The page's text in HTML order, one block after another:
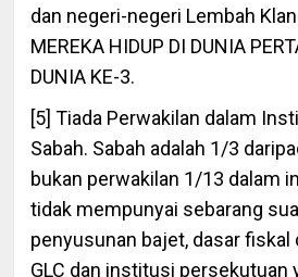
dan negeri-negeri Lembah
MEREKA HIDUP DI DUNIA
DUNIA KE-3.
[5] Tiada Perwakilan dalam
Sabah. Sabah adalah 1/3
bukan perwakilan 1/13 dalam
tidak mempunyai sebarang
penyusunan bajet, dasar fiskal
GLC dan institusi persekutuan